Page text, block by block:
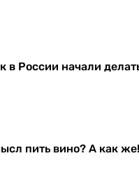
в России начали
пить вино? А как